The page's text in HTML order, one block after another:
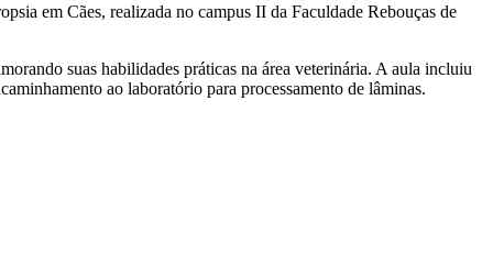
em Cães, realizada no campus II da Faculdade Rebouças de
suas habilidades práticas na área veterinária. A aula incluiu
ao laboratório para processamento de lâminas.